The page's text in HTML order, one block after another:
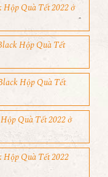
Hộp Quà Tết 2022 ở
Hộp Quà Tết
Hộp Quà Tết
Quà Tết 2022 ở
Hộp Quà Tết 2022